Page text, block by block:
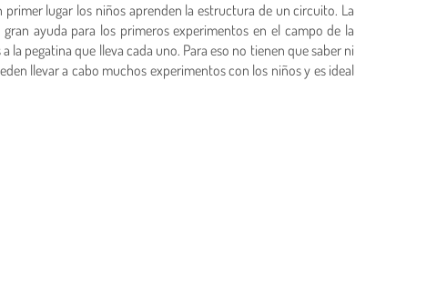
lugar los niños aprenden la estructura de un circuito. La
ayuda para los primeros experimentos en el campo de la
pegatina que lleva cada uno. Para eso no tienen que saber ni
llevar a cabo muchos experimentos con los niños y es ideal